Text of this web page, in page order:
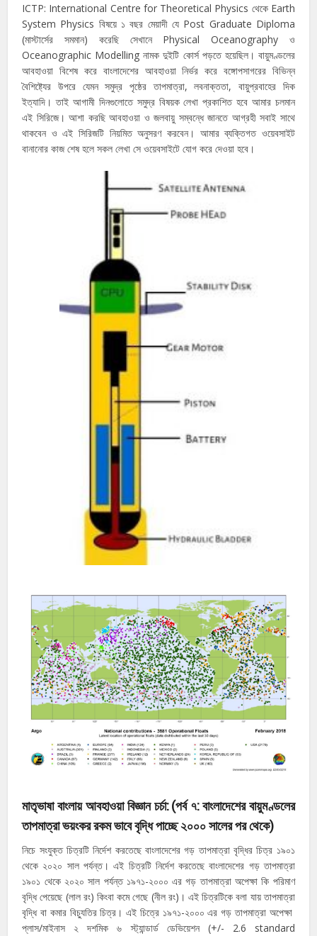
ICTP: International Centre for Theoretical Physics থেকে Earth
System Physics বিষয়ে ১ বছর মেয়াদী যে Post Graduate Diploma
(মাস্টার্সের সমমান) করেছি সেখানে Physical Oceanography ও
Oceanographic Modelling নামক দুইটি কোর্স পড়তে হয়েছিল। বায়ুমণ্ডলের
আবহাওয়া বিশেষ করে বাংলাদেশের আবহাওয়া নির্ভর করে বঙ্গোপসাগরের বিভিন্ন
বৈশিষ্ট্যের উপরে যেমন সমুদ্র পৃষ্ঠের তাপমাত্রা, লবনাক্ততা, বায়ুপ্রবাহের দিক
ইত্যাদি। তাই আগামী দিনগুলোতে সমুদ্র বিষয়ক লেখা প্রকাশিত হবে আমার চলমান
এই সিরিজে। আশা করছি আবহাওয়া ও জলবায়ু সম্বন্ধে জানতে আগ্রহী সবাই সাথে
থাকবেন ও এই সিরিজটি নিয়মিত অনুসরণ করবেন। আমার ব্যক্তিগত ওয়েবসাইট
বানানোর কাজ শেষ হলে সকল লেখা সে ওয়েবসাইটে যোগ করে দেওয়া হবে।
মাতৃভাষা বাংলায় আবহাওয়া বিজ্ঞান চর্চা: (পর্ব ৭: বাংলাদেশের বায়ুমণ্ডলের
তাপমাত্রা ভয়ংকর রকম ভাবে বৃদ্ধি পাচ্ছে ২০০০ সালের পর থেকে)
নিচে সংযুক্ত চিত্রটি নির্দেশ করতেছে বাংলাদেশের গড় তাপমাত্রা বৃদ্ধির চিত্র ১৯০১
থেকে ২০২০ সাল পর্যন্ত। এই চিত্রটি নির্দেশ করতেছে বাংলাদেশের গড় তাপমাত্রা
১৯০১ থেকে ২০২০ সাল পর্যন্ত ১৯৭১-২০০০ এর গড় তাপমাত্রা অপেক্ষা কি পরিমাণ
বৃদ্ধি পেয়েছে (লাল রং) কিংবা কমে গেছে (নীল রং)। এই চিত্রটিকে বলা যায় তাপমাত্রা
বৃদ্ধি বা কমার বিচ্যুতির চিত্র। এই চিত্রে ১৯৭১-২০০০ এর গড় তাপমাত্রা অপেক্ষা
প্লাস/মাইনাস ২ দশমিক ৬ স্ট্যান্ডার্ড ডেভিয়েশন (+/- 2.6 standard